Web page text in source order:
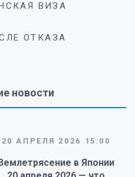
ВИЗА
ОТКАЗА
новости
20 АПРЕЛЯ 2026 15:00
в Японии